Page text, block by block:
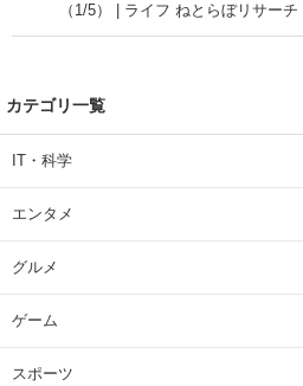
（1/5） | ライフ ねとらぼリサーチ
カテゴリ一覧
IT・科学
エンタメ
グルメ
ゲーム
スポーツ